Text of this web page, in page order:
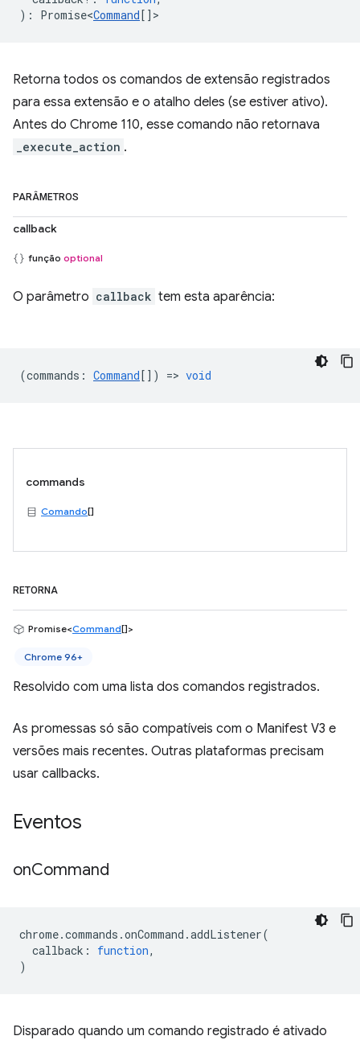
) : Promise<Command[] >
Retorna todos os comandos de extensão registrados
para essa extensão e o atalho deles (se estiver ativo).
Antes do Chrome 110, esse comando não retornava
_execute_action .
PARÂMETROS
callback
função optional
O parâmetro callback tem esta aparência:
(commands : Command[]) => void
commands
Comando[]
RETORNA
Promise<Command[]>
Chrome 96+
Resolvido com uma lista dos comandos registrados.
As promessas só são compatíveis com o Manifest V3 e
versões mais recentes. Outras plataformas precisam
usar callbacks.
Eventos
onCommand
chrome.commands .onCommand .addListener(
callback : function,
)
Disparado quando um comando registrado é ativado